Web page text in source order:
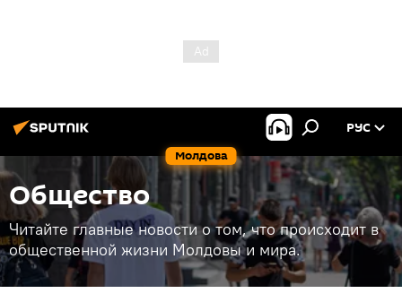
Молдова
РУС
Общество
Читайте главные новости о том, что происходит в
общественной жизни Молдовы и мира.